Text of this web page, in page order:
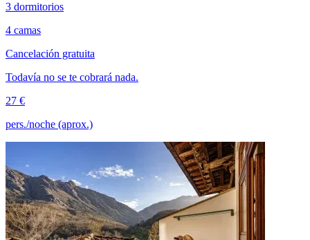
3 dormitorios
4 camas
Cancelación gratuita
Todavía no se te cobrará nada.
27 €
pers./noche (aprox.)